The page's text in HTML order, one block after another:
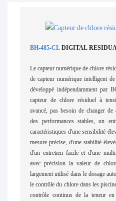
BH-485-CLDIGITAL
Le capteur numérique de chlore
de capteur numérique intelligent
développé indépendamment par
capteur de chlore résiduel à
avancé, pas besoin de changer de
des performances stables, un
caractéristiques d'une sensibilité
mesure précise, d'une stabilité
d'un entretien facile et d'une
avec précision la valeur de
largement utilisé dans le dosage
le contrôle du chlore dans les
contrôle continus de la teneur